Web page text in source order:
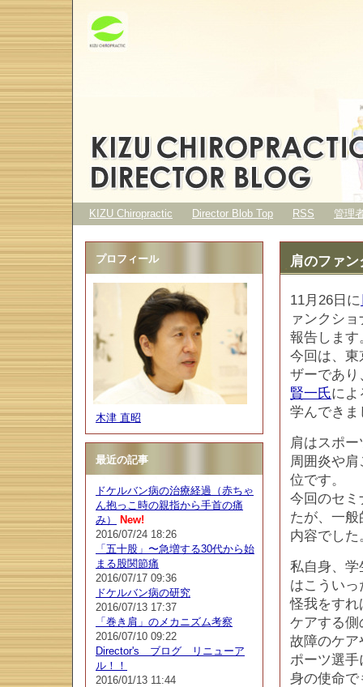
KIZU Chiropractic Director Blob Top RSS 管理
肩のファ
11月26日に
ァンクシ
報告します
今回は、東
ザーであり
賢一氏によ
学んできま
肩はスポ
周囲炎や
位です。
今回のセミ
たが、一
内容でした
私自身、学
はこうい
怪我をすれ
ケアする側
故障のケア
ポーツ選手
身の使命で
プロフィール
木津 直昭
最近の記事
ドケルバン病の治療経過（赤ちゃ
ん抱っこ時の親指から手首の痛
み）
New!
2016/07/24 18:26
「五十股」〜急増する30代から始
まる股関節痛
2016/07/17 09:36
ドケルバン病の研究
2016/07/13 17:37
「巻き肩」のメカニズム考察
2016/07/10 09:22
Director's ブログ リニューア
ル！！
2016/01/13 11:44